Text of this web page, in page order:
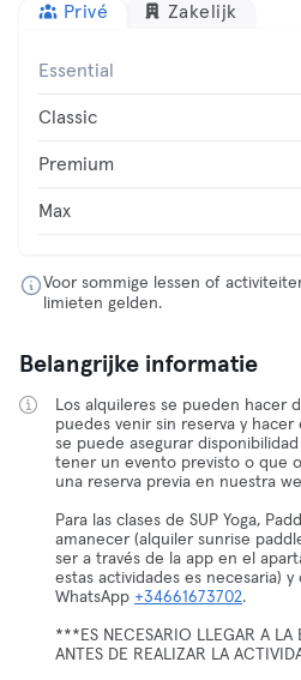
Privé Zakelijk
Essential
Classic
Premium
Max
Voor sommige lessen of
limieten gelden.
Belangrijke informatie
Los alquileres se pueden hacer
puedes venir sin reserva y
se puede asegurar
tener un evento previsto o que
una reserva previa en nuestra
Para las clases de SUP Yoga,
amanecer (alquiler sunrise
ser a través de la app en el
estas actividades es necesaria)
WhatsApp +34661673702.
***ES NECESARIO LLEGAR A LA
ANTES DE REALIZAR LA